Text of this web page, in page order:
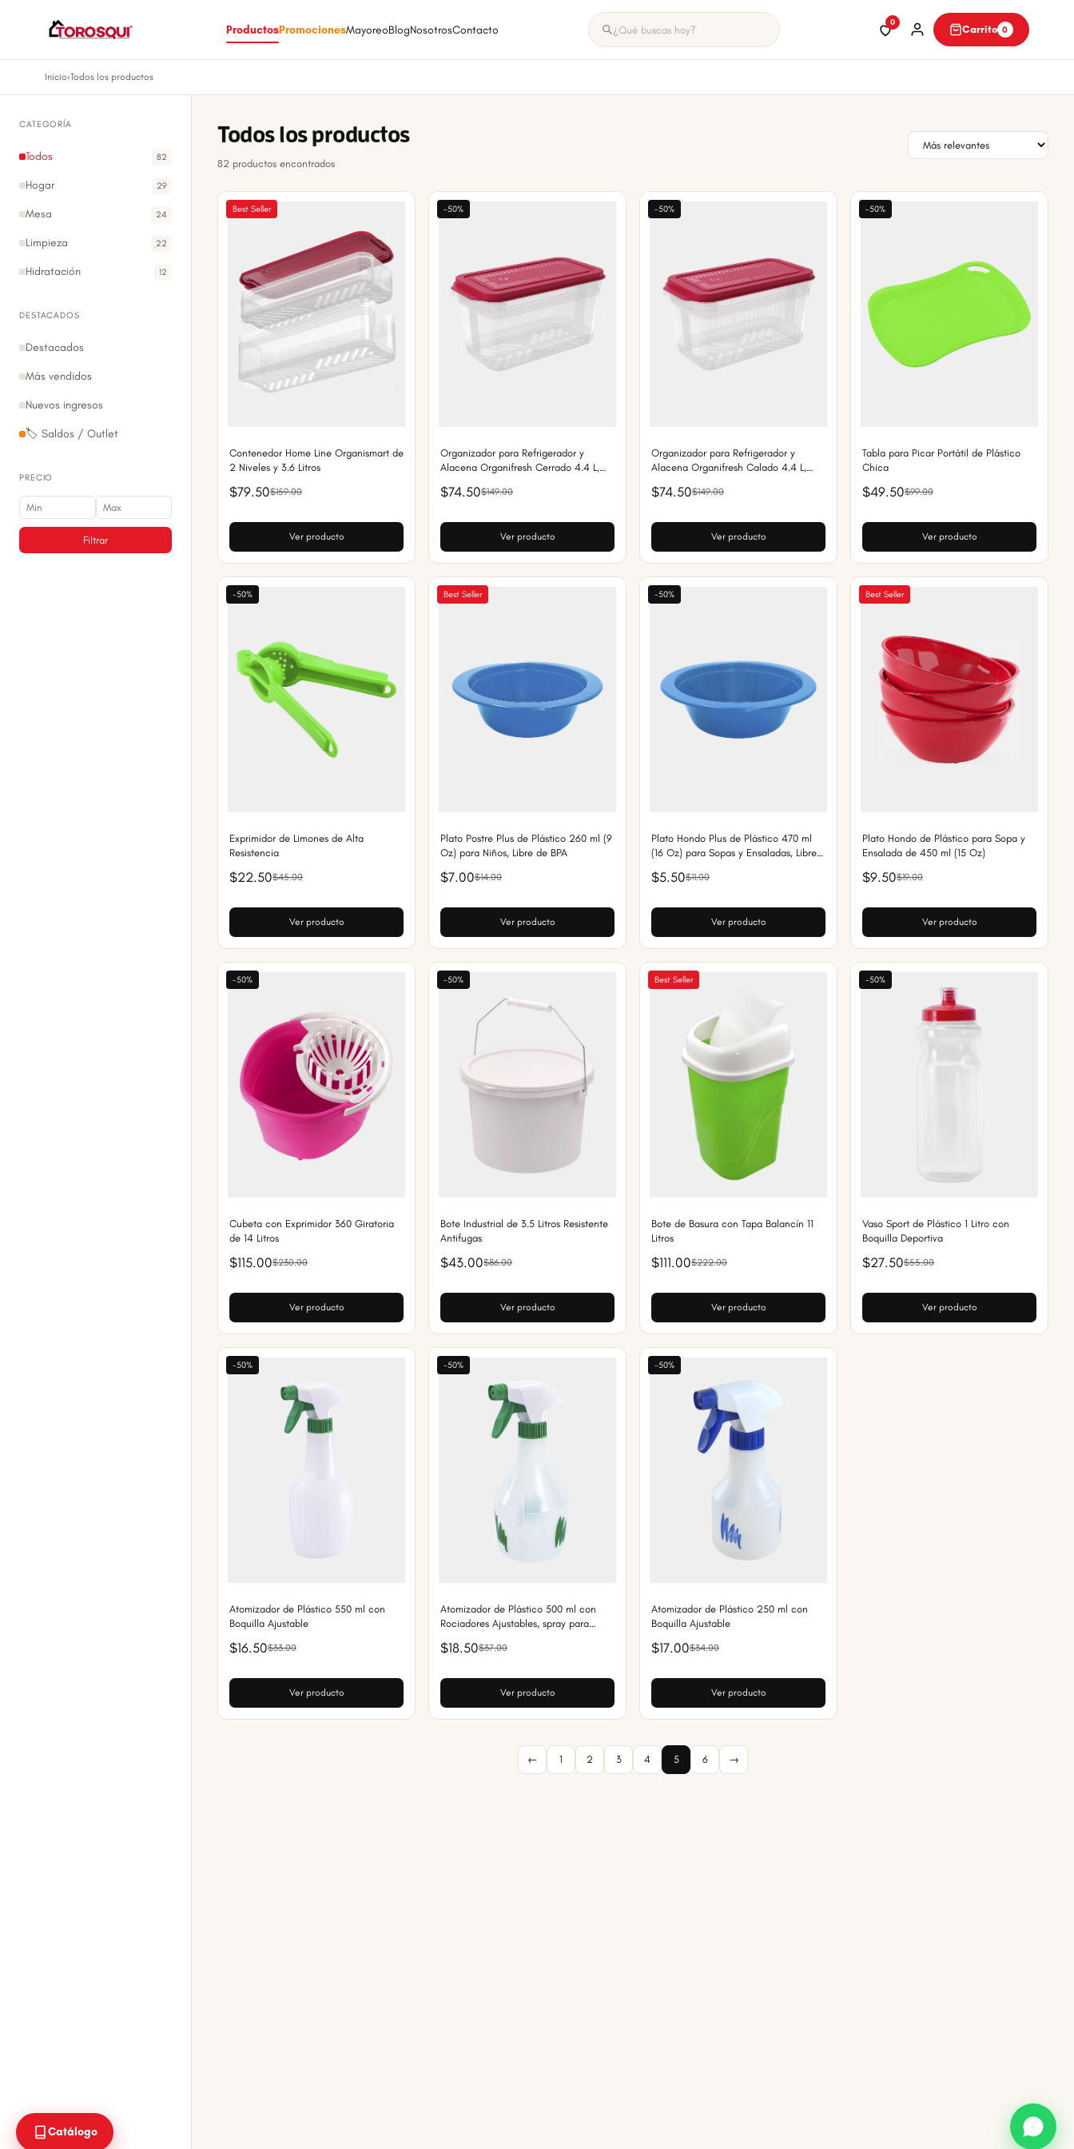
ProductosPromocionesMayoreoBlogNosotrosContacto
0
Carrito 0
Inicio›Todos los productos
CATEGORÍA
Todos 82
Hogar 29
Mesa 24
Limpieza 22
Hidratación 12
DESTACADOS
Destacados
Más vendidos
Nuevos ingresos
🏷️ Saldos / Outlet
PRECIO
Filtrar
Todos los productos
82 productos encontrados
Best Seller
Contenedor Home Line Organismart de
2 Niveles y 3.6 Litros
$79.50$159.00
Ver producto
-50%
Organizador para Refrigerador y
Alacena Organifresh Cerrado 4.4 L,
$74.50$149.00
Ver producto
-50%
Organizador para Refrigerador y
Alacena Organifresh Calado 4.4 L,
Plástico Resistente
$74.50$149.00
Ver producto
-50%
Tabla para Picar Portátil de Plástico
Chica
$49.50$99.00
Ver producto
-50%
Exprimidor de Limones de Alta
Resistencia
$22.50$45.00
Ver producto
Best Seller
Plato Postre Plus de Plástico 260 ml (9
Oz) para Niños, Libre de BPA
$7.00$14.00
Ver producto
-50%
Plato Hondo Plus de Plástico 470 ml
(16 Oz) para Sopas y Ensaladas, Libre
$5.50$11.00
Ver producto
Best Seller
Plato Hondo de Plástico para Sopa y
Ensalada de 450 ml (15 Oz)
$9.50$19.00
Ver producto
-50%
Cubeta con Exprimidor 360 Giratoria
de 14 Litros
$115.00$230.00
Ver producto
-50%
Bote Industrial de 3.5 Litros Resistente
Antifugas
$43.00$86.00
Ver producto
Best Seller
Bote de Basura con Tapa Balancín 11
Litros
$111.00$222.00
Ver producto
-50%
Vaso Sport de Plástico 1 Litro con
Boquilla Deportiva
$27.50$55.00
Ver producto
-50%
Atomizador de Plástico 550 ml con
Boquilla Ajustable
$16.50$33.00
Ver producto
-50%
Atomizador de Plástico 500 ml con
Rociadores Ajustables, spray para
$18.50$37.00
Ver producto
-50%
Atomizador de Plástico 250 ml con
Boquilla Ajustable
$17.00$34.00
Ver producto
← 1 2 3 4 5 6 →
Catálogo